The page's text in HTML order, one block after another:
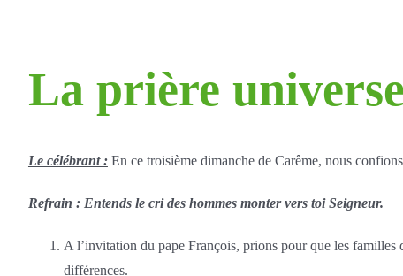
La prière
Le célébrant :En ce troisième dimanche de Carême, nous
Refrain : Entends le cri des hommes monter vers toi Seigneur.
A l’invitation du pape François, prions pour que les familles
différences.